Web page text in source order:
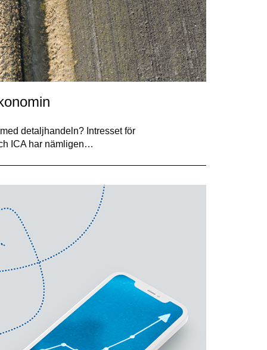
detaljhandeln? Intresset för
ICA har nämligen…